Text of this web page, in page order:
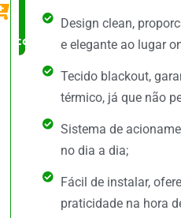
Pena
comprar
Design clean,
e elegante ao lugar
Tecido blackout,
térmico, já que não
Sistema de
no dia a dia;
Fácil de instalar,
praticidade na hora